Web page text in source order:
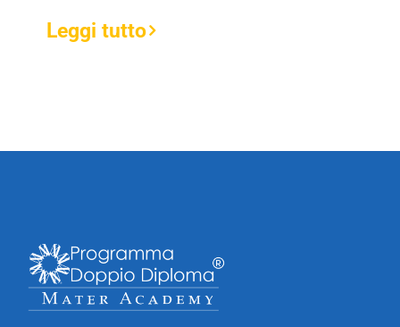
Leggi tutto